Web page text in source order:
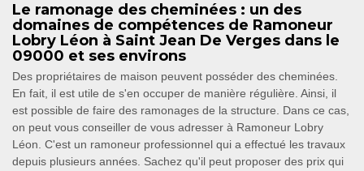
Le ramonage des cheminées : un des
domaines de compétences de Ramoneur
Lobry Léon à Saint Jean De Verges dans le
09000 et ses environs
Des propriétaires de maison peuvent posséder des cheminées.
En fait, il est utile de s'en occuper de manière régulière. Ainsi, il
est possible de faire des ramonages de la structure. Dans ce cas,
on peut vous conseiller de vous adresser à Ramoneur Lobry
Léon. C'est un ramoneur professionnel qui a effectué les travaux
depuis plusieurs années. Sachez qu'il peut proposer des prix qui